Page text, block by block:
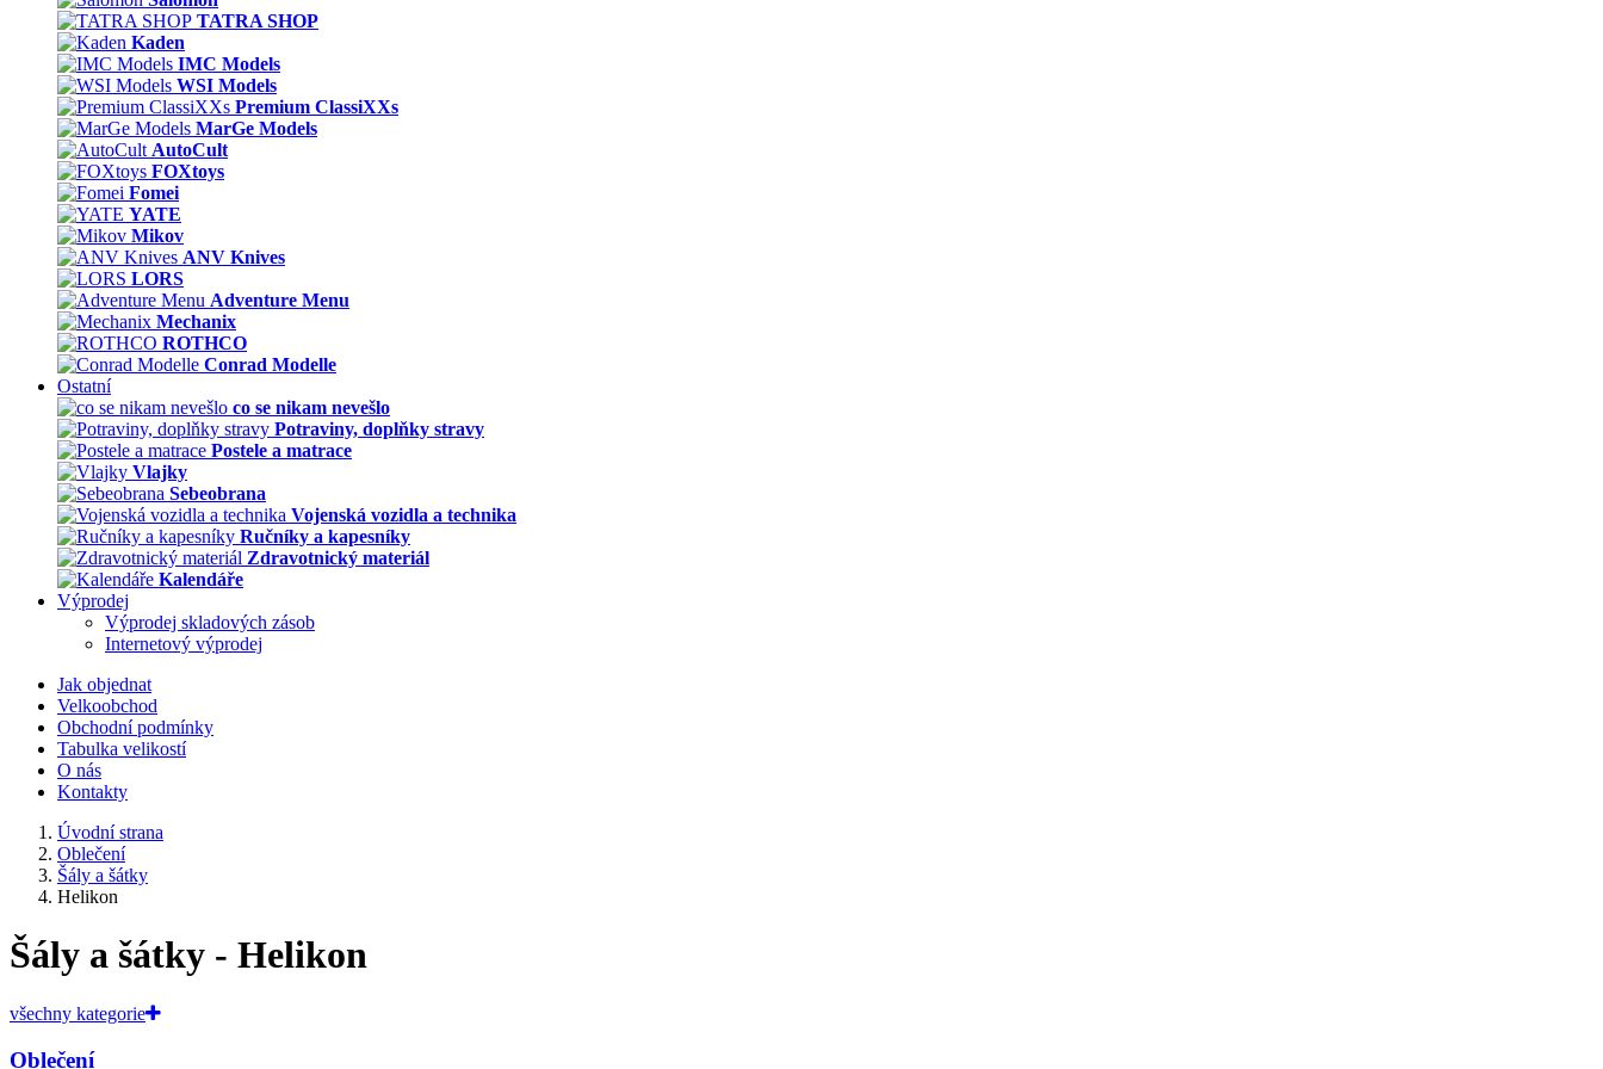
TATRA SHOP
Kaden
IMC Models
WSI Models
Premium ClassiXXs
MarGe Models
AutoCult
FOXtoys
Fomei
YATE
Mikov
ANV Knives
LORS
Adventure Menu
Mechanix
ROTHCO
Conrad Modelle
Ostatní
co se nikam nevešlo
Potraviny, doplňky stravy
Postele a matrace
Vlajky
Sebeobrana
Vojenská vozidla a technika
Ručníky a kapesníky
Zdravotnický materiál
Kalendáře
Výprodej
Výprodej skladových zásob
Internetový výprodej
Jak objednat
Velkoobchod
Obchodní podmínky
Tabulka velikostí
O nás
Kontakty
Úvodní strana
Oblečení
Šály a šátky
Helikon
Šály a šátky - Helikon
všechny kategorie
Oblečení